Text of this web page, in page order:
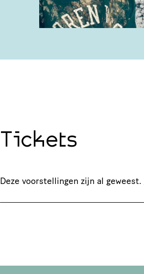
Tickets
Deze voorstellingen zijn al geweest.